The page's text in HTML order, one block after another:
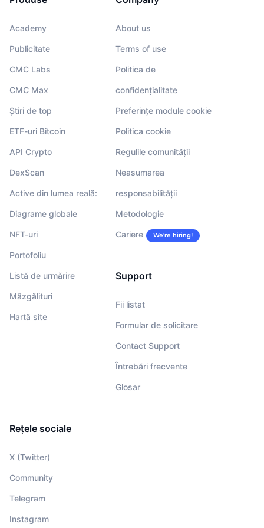
Academy
Publicitate
CMC Labs
CMC Max
Știri de top
ETF-uri Bitcoin
API Crypto
DexScan
Active din lumea reală:
Diagrame globale
NFT-uri
Portofoliu
Listă de urmărire
Mâzgălituri
Hartă site
About us
Terms of use
Politica de
confidențialitate
Preferințe module cookie
Politica cookie
Regulile comunității
Neasumarea
responsabilității
Metodologie
Cariere We’re hiring!
Support
Fii listat
Formular de solicitare
Contact Support
Întrebări frecvente
Glosar
Rețele sociale
X (Twitter)
Community
Telegram
Instagram